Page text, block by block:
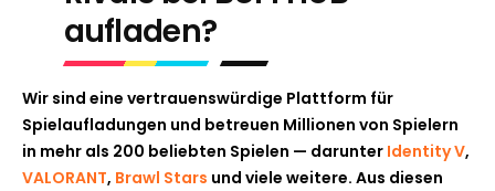
aufladen?
Wir sind eine vertrauenswürdige Plattform für
Spielaufladungen und betreuen Millionen von Spielern
in mehr als 200 beliebten Spielen — darunter Identity V,
VALORANT, Brawl Stars und viele weitere. Aus diesen